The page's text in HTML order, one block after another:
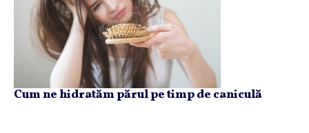
Cum ne hidratăm părul pe timp de caniculă